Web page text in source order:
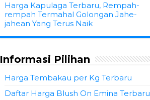
Harga Kapulaga Terbaru, Rempah-
rempah Termahal Golongan Jahe-
jahean Yang Terus Naik
Informasi Pilihan
Harga Tembakau per Kg Terbaru
Daftar Harga Blush On Emina Terbaru